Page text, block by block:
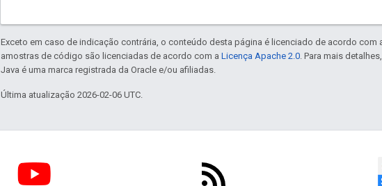
Exceto em caso de indicação contrária, o conteúdo desta página é licenciado de acordo com
amostras de código são licenciadas de acordo com a Licença Apache 2.0 . Para mais
Java é uma marca registrada da Oracle e/ou afiliadas.
Última atualização 2026-02-06 UTC.